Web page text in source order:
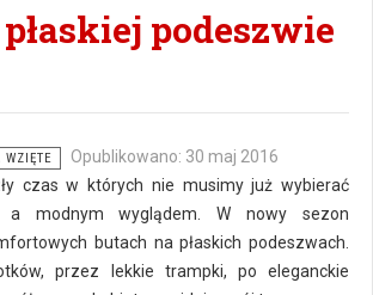
podeszwie
WZIĘTE
Opublikowano: 30 maj 2016
czas w których nie musimy już wybierać
a modnym wyglądem. W nowy sezon
butach na płaskich podeszwach.
przez lekkie trampki, po eleganckie